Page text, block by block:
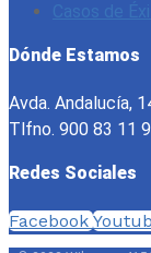
Casos de
Dónde Estamos
Avda. Andalucía,
Tlfno. 900 83 11
Redes Sociales
Facebook